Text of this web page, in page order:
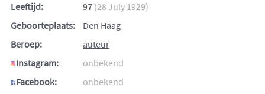
Leeftijd:
97 (28 July 1929)
Geboorteplaats:
Den Haag
Beroep:
auteur
Instagram:
onbekend
Facebook:
onbekend